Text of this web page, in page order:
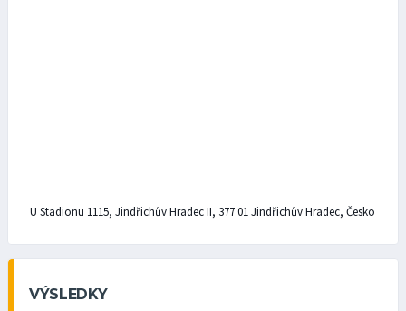
U Stadionu 1115, Jindřichův Hradec II, 377 01 Jindřichův Hradec, Česko
VÝSLEDKY